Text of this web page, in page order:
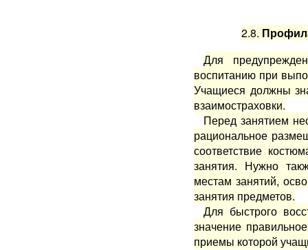
2.8.
Для
воспита­нию при
Учащиеся должны
взаимостра­ховки.
Перед занятием
ра­циональное
соот­ветствие
занятия. Нужно
местам занятий,
занятия пред­метов.
Для быстрого
зна­чение
приемы которой